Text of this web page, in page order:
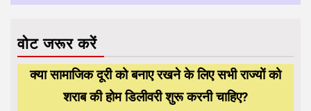
वोट जरूर करें
क्या सामाजिक दूरी को बनाए रखने के लिए सभी राज्यों को
शराब की होम डिलीवरी शुरू करनी चाहिए?